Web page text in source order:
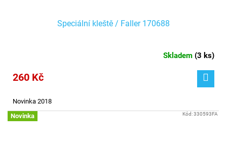
Speciální kleště / Faller 170688
Skladem (3 ks)
260 Kč
Novinka 2018
Novinka Kód:330593FA